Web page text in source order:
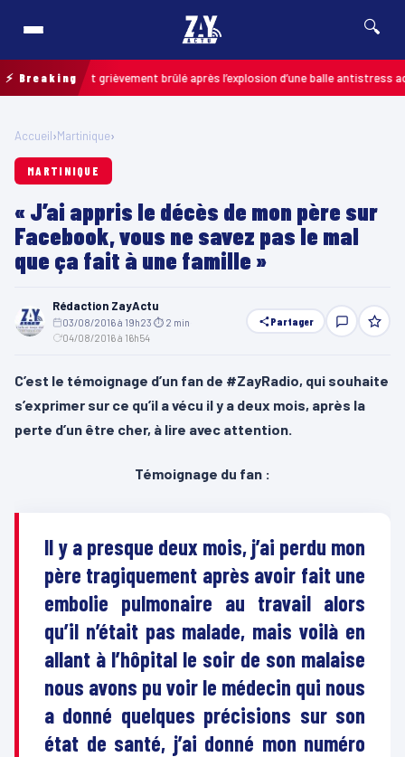
🔍
⚡ Breaking
un enfant grièvement brûlé après l’explosion d’une balle antistress achetée
Accueil›Martinique›
MARTINIQUE
« J’ai appris le décès de mon père sur
Facebook, vous ne savez pas le mal
que ça fait à une famille »
Rédaction ZayActu
03/08/2016 à 19h23 ⏱ 2 min
04/08/2016 à 16h54
Partager
C’est le témoignage d’un fan de #ZayRadio, qui souhaite
s’exprimer sur ce qu’il a vécu il y a deux mois, après la
perte d’un être cher, à lire avec attention.
Témoignage du fan :
Il y a presque deux mois, j’ai perdu mon
père tragiquement après avoir fait une
embolie pulmonaire au travail alors
qu’il n’était pas malade, mais voilà en
allant à l’hôpital le soir de son malaise
nous avons pu voir le médecin qui nous
a donné quelques précisions sur son
état de santé, j’ai donné mon numéro